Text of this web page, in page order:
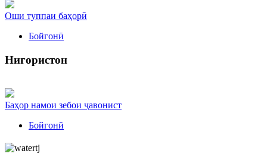
Оши туппаи баҳорӣ
Бойгонӣ
Нигористон
Баҳор намои зебои ҷавонист
Бойгонӣ